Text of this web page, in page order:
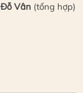
Đỗ Vân (tổng hợp)